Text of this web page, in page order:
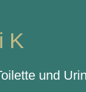
K
und